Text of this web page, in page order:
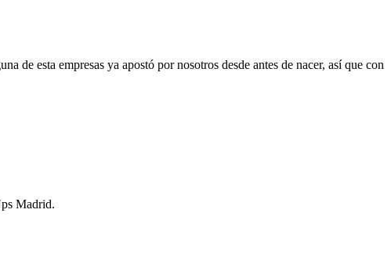
de esta empresas ya apostó por nosotros desde antes de nacer, así que con
Madrid.